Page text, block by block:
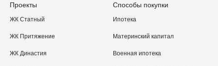
Проекты
ЖК Статный
ЖК Притяжение
ЖК Династия
Способы покупки
Ипотека
Материнский капитал
Военная ипотека